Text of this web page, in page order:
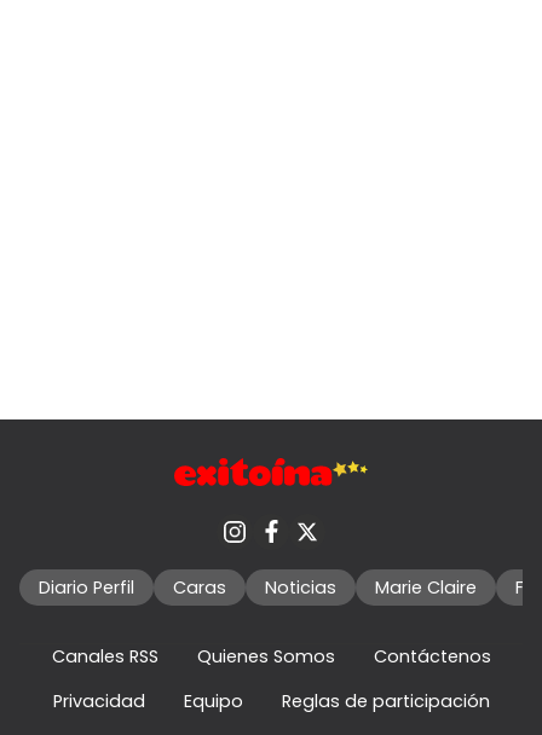
Diario Perfil Caras Noticias Marie Claire
Canales RSS Quienes Somos
Contáctenos
Privacidad
Equipo
Reglas de participación